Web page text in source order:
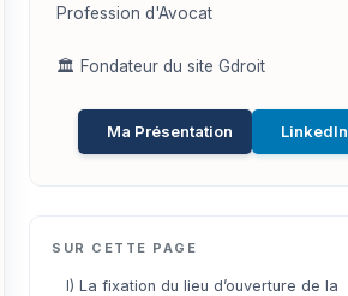
Profession d'Avocat
🏛️ Fondateur du site Gdroit
Ma Présentation LinkedIn
SUR CETTE PAGE
I) La fixation du lieu d’ouverture de la